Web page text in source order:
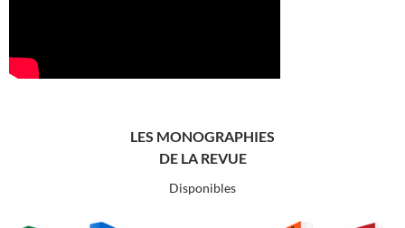
LES MONOGRAPHIES
DE LA REVUE
Disponibles